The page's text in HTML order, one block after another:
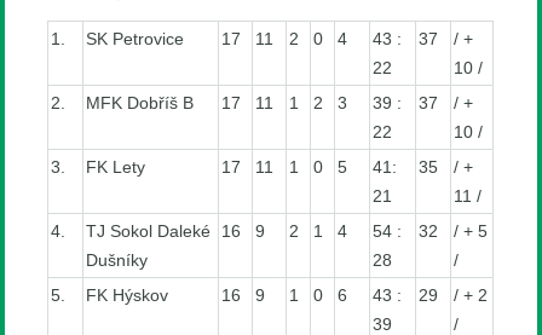
1. SK Petrovice 17 11 2 0 4
43 :
22
37
/ +
10 /
2.
MFK Dobříš B 17 11 1 2 3
39 :
22
37
/ +
10 /
3.
FK Lety 17 11 1 0 5
41:
21
35
/ +
11 /
4.
TJ Sokol Daleké
Dušníky
16 9 2 1 4
54 :
28
32
/ + 5
/
5.
FK Hýskov 16 9 1 0 6
43 :
39
29
/ + 2
/